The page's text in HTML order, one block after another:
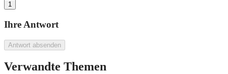
1
Ihre Antwort
Antwort absenden
Verwandte Themen